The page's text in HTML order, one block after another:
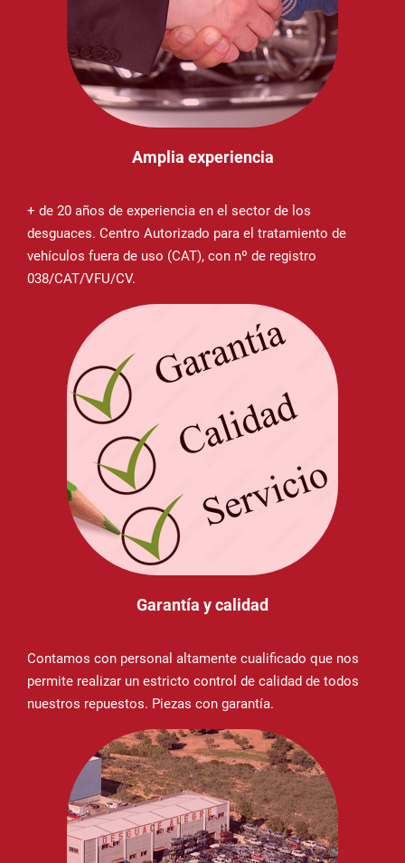
Amplia experiencia
+ de 20 años de experiencia en el sector de los
desguaces. Centro Autorizado para el tratamiento de
vehículos fuera de uso (CAT), con nº de registro
038/CAT/VFU/CV.
Garantía y calidad
Contamos con personal altamente cualificado que nos
permite realizar un estricto control de calidad de todos
nuestros repuestos. Piezas con garantía.